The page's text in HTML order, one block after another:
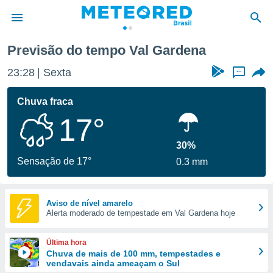
da
fornecidas
a este
das
e
forma
digital
Previsão do tempo Val Gardena
23:28 Sexta ...
Chuva fraca
17°
Sensação de 17°
30%
0.3 mm
Aviso de nível amarelo
Alerta moderado de tempestade em Val Gardena hoje
Última hora
Chuva de mais de 100 mm, tempestades e
vendavais ainda ameaçam o Sul